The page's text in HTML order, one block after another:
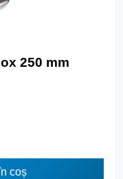
250 mm
coș